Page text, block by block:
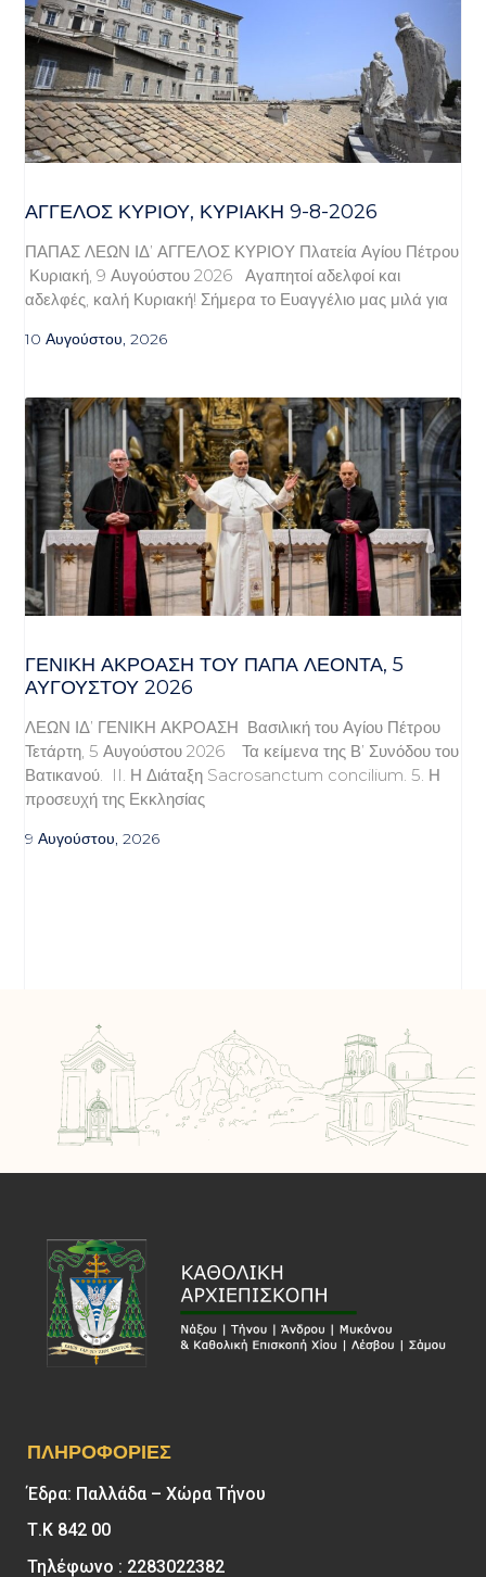
ΆΓΓΕΛΟΣ ΚΥΡΊΟΥ, ΚΥΡΙΑΚΉ 9-8-2026
ΠΑΠΑΣ ΛΕΩΝ ΙΔ’ ΑΓΓΕΛΟΣ ΚΥΡΙΟΥ Πλατεία Αγίου Πέτρου
Κυριακή, 9 Αυγούστου 2026 Αγαπητοί αδελφοί και
αδελφές, καλή Κυριακή! Σήμερα το Ευαγγέλιο μας μιλά για
10 Αυγούστου, 2026
ΓΕΝΙΚΉ ΑΚΡΌΑΣΗ ΤΟΥ ΠΆΠΑ ΛΈΟΝΤΑ, 5
ΑΥΓΟΎΣΤΟΥ 2026
ΛΕΩΝ ΙΔ’ ΓΕΝΙΚΗ ΑΚΡΟΑΣΗ Βασιλική του Αγίου Πέτρου
Τετάρτη, 5 Αυγούστου 2026 Τα κείμενα της Β’ Συνόδου του
Βατικανού. II. Η Διάταξη Sacrosanctum concilium. 5. Η
προσευχή της Εκκλησίας
9 Αυγούστου, 2026
ΠΛΗΡΟΦΟΡΊΕΣ
Έδρα: Παλλάδα – Χώρα Τήνου
Τ.Κ 842 00
Τηλέφωνο : 2283022382